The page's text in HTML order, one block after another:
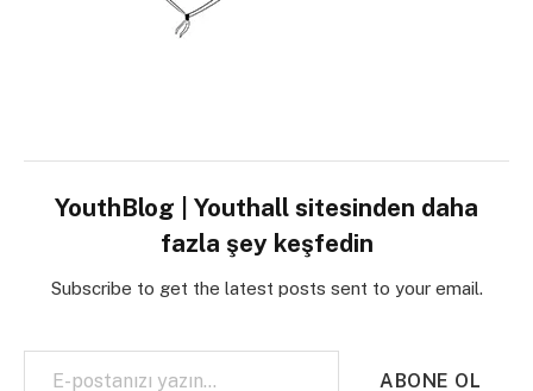
YouthBlog | Youthall sitesinden daha
fazla şey keşfedin
Subscribe to get the latest posts sent to your email.
E-postanızı yazın…
ABONE OL